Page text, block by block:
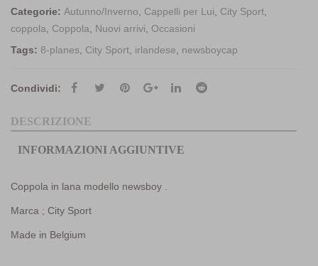
Categorie: Autunno/Inverno, Cappelli per Lui, City Sport,
coppola, Coppola, Nuovi arrivi, Occasioni
Tags: 8-planes, City Sport, irlandese, newsboycap
Condividi:
DESCRIZIONE
INFORMAZIONI AGGIUNTIVE
Coppola in lana modello newsboy .
Marca ; City Sport
Made in Belgium